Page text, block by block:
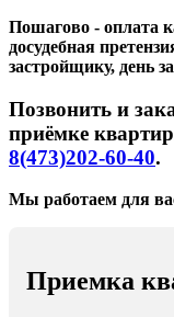
Пошагово - оплата
досудебная
застройщику, день
Позвонить и
приёмке
8(473)202-60-40.
Мы работаем для
Приемка